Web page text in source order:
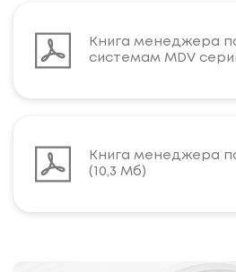
Книга менеджера
системам MDV
Книга менеджера
(10,3 Мб)